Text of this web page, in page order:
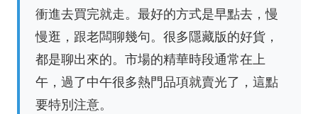
衝進去買完就走。最好的方式是早點去，慢
慢逛，跟老闆聊幾句。很多隱藏版的好貨，
都是聊出來的。市場的精華時段通常在上
午，過了中午很多熱門品項就賣光了，這點
要特別注意。